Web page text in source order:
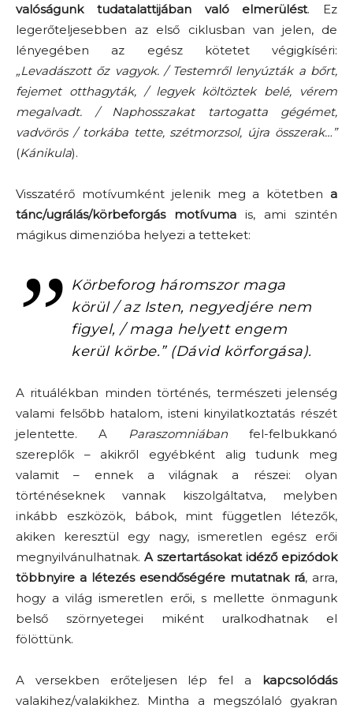
valóságunk tudatalattijában való elmerülést. Ez
legerőteljesebben az első ciklusban van jelen, de
lényegében az egész kötetet végigkíséri:
„Levadászott őz vagyok. / Testemről lenyúzták a bőrt,
fejemet otthagyták, / legyek költöztek belé, vérem
megalvadt. / Naphosszakat tartogatta gégémet,
vadvörös / torkába tette, szétmorzsol, újra összerak…”
(Kánikula).
Visszatérő motívumként jelenik meg a kötetben a
tánc/ugrálás/körbeforgás motívuma is, ami szintén
mágikus dimenzióba helyezi a tetteket:
Körbeforog háromszor maga
körül / az Isten, negyedjére nem
figyel, / maga helyett engem
kerül körbe.”(Dávid körforgása).
A rituálékban minden történés, természeti jelenség
valami felsőbb hatalom, isteni kinyilatkoztatás részét
jelentette. A Paraszomniában fel-felbukkanó
szereplők – akikről egyébként alig tudunk meg
valamit – ennek a világnak a részei: olyan
történéseknek vannak kiszolgáltatva, melyben
inkább eszközök, bábok, mint független létezők,
akiken keresztül egy nagy, ismeretlen egész erői
megnyilvánulhatnak. A szertartásokat idéző epizódok
többnyire a létezés esendőségére mutatnak rá, arra,
hogy a világ ismeretlen erői, s mellette önmagunk
belső szörnyetegei miként uralkodhatnak el
fölöttünk.
A versekben erőteljesen lép fel a
kapcsolódás
valakihez/valakikhez. Mintha a megszólaló gyakran